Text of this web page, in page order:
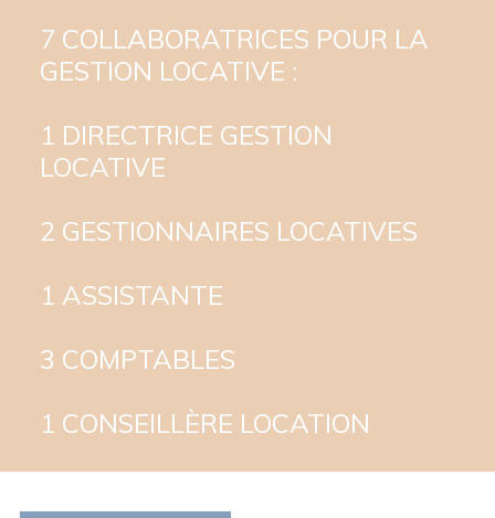
7 COLLABORATRICES POUR LA
GESTION LOCATIVE :
1 DIRECTRICE GESTION
LOCATIVE
2 GESTIONNAIRES LOCATIVES
1 ASSISTANTE
3 COMPTABLES
1 CONSEILLÈRE LOCATION